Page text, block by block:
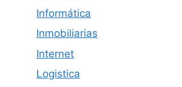
Informática
Inmobiliarias
Internet
Logistica